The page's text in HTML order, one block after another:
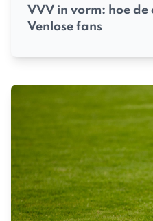
VVV in vorm: hoe
Venlose fans